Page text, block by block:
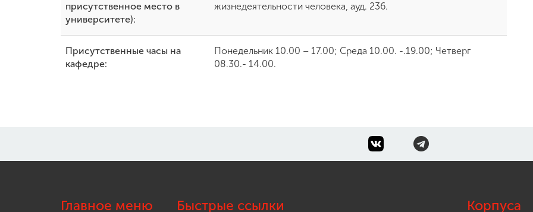
присутственное место в
университете):
жизнедеятельности человека, ауд. 236.
Присутственные часы на
кафедре:
Понедельник 10.00 – 17.00; Среда 10.00. -.19.00; Четверг
08.30.- 14.00.
Главное меню Быстрые ссылки Корпуса